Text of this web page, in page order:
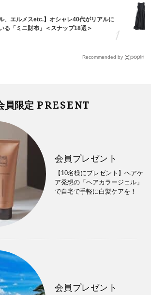
、エルメスetc.】オシャレ40代がリアルに
る「ミニ財布」＜スナップ18選＞
Recommended by
員限定 PRESENT
会員プレゼント
【10名様にプレゼント】ヘアケ
ア発想の「ヘアカラージェル」
で自宅で手軽に白髪ケアを！
会員プレゼント